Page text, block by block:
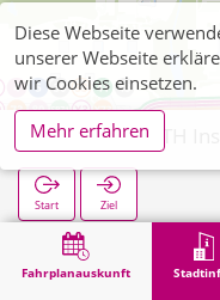
Fahrplanauskunft
Start Ziel
Nächste
Stadtinfos Hochschul-Institute
Diese Webseite
unserer Webseite
wir Cookies einsetzen.
Mehr erfahren